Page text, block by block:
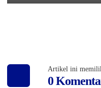
Artikel ini
0